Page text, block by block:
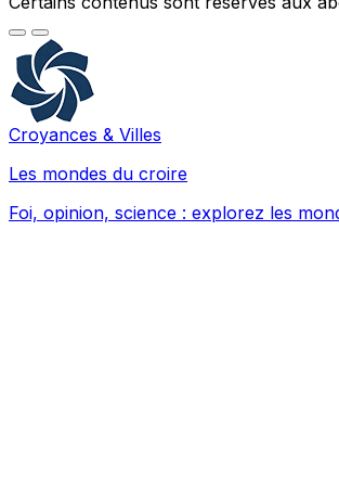
Croyances & Villes
Les mondes du croire
Foi, opinion, science : explorez les